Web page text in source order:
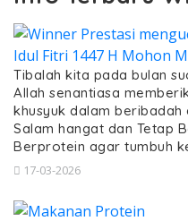
Tibalah kita pada bulan
Allah senantiasa
khusyuk dalam beribadah
Salam hangat dan Tetap
Berprotein agar tumbuh
17-03-2026